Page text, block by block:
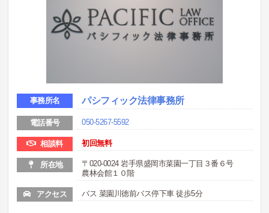
事務所名 パシフィック法律事務所
電話番号 050-5267-5592
相談料 初回無料
所在地
〒020-0024 岩手県盛岡市菜園一丁目３番６号
農林会館１０階
アクセス バス 菜園川徳前バス停下車 徒歩5分